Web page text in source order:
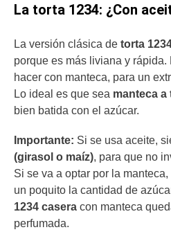
La torta 1234: ¿Con
La versión clásica de torta
porque es más liviana y
hacer con manteca, para un
Lo ideal es que sea manteca a
bien batida con el azúcar.
Importante: Si se usa aceite,
(girasol o maíz), para que no
Si se va a optar por la
un poquito la cantidad de
1234 casera con manteca
perfumada.